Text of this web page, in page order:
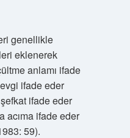
genellikle
eklenerek
anlamı ifade
ifade eder
ifade eder
acıma ifade eder
59).